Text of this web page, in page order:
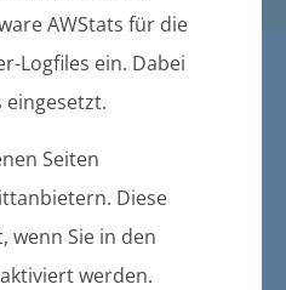
AWStats für die
Logfiles ein. Dabei
eingesetzt.
Seiten
Diese
wenn Sie in den
werden.
und Ausle
des V
Erschließung